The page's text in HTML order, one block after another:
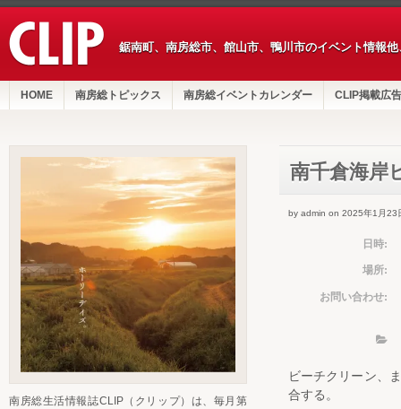
鋸南町、南房総市、館山市、鴨川市のイベント情報
HOME 南房総トピックス 南房総イベントカレンダー CLIP掲載広告
南千倉海岸
by admin on 2025年1月23
日時:
場所:
お問い合わせ:
ビーチクリーン、
合する。
南房総生活情報誌CLIP（クリップ）は、毎月第